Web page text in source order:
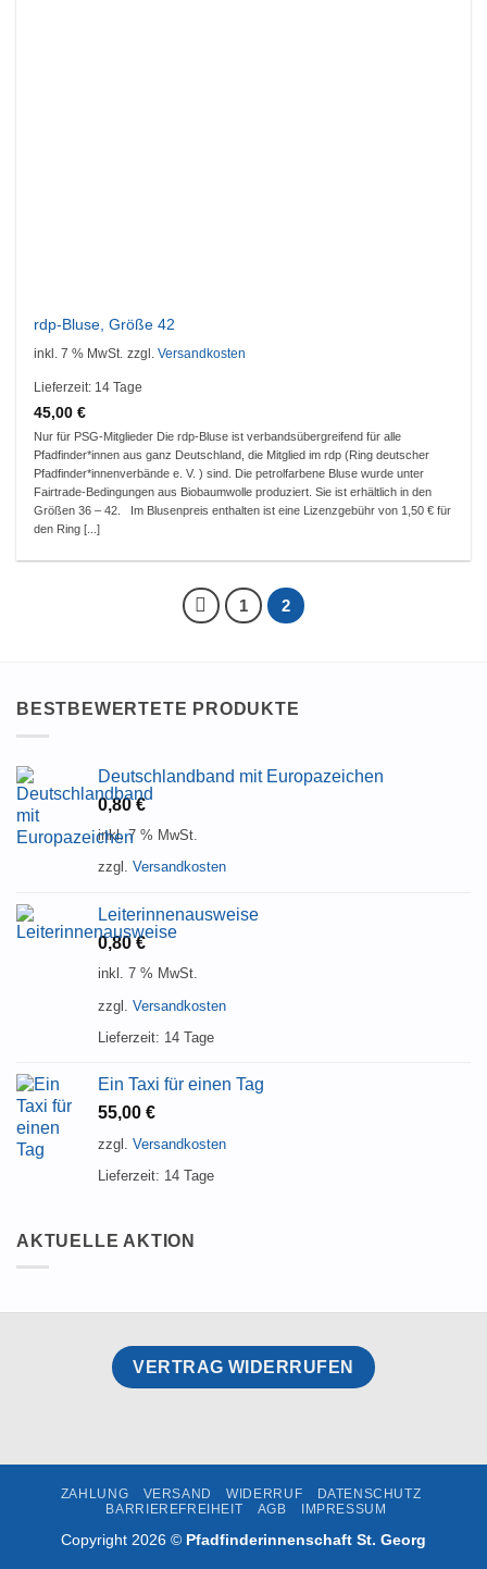
rdp-Bluse, Größe 42
inkl. 7 % MwSt. zzgl.Versandkosten
Lieferzeit: 14 Tage
45,00€
Nur für PSG-Mitglieder Die rdp-Bluse ist verbandsübergreifend für alle
Pfadfinder*innen aus ganz Deutschland, die Mitglied im rdp (Ring deutscher
Pfadfinder*innenverbände e. V. ) sind. Die petrolfarbene Bluse wurde unter
Fairtrade-Bedingungen aus Biobaumwolle produziert. Sie ist erhältlich in den
Größen 36 – 42. Im Blusenpreis enthalten ist eine Lizenzgebühr von 1,50 € für
den Ring [...]
1 2
BESTBEWERTETE PRODUKTE
Deutschlandband mit Europazeichen
0,80€
inkl. 7 % MwSt.
zzgl. Versandkosten
Leiterinnenausweise
0,80€
inkl. 7 % MwSt.
zzgl. Versandkosten
Lieferzeit: 14 Tage
Ein Taxi für einen Tag
55,00 €
zzgl. Versandkosten
Lieferzeit: 14 Tage
AKTUELLE AKTION
VERTRAG WIDERRUFEN
ZAHLUNG VERSAND WIDERRUF
DATENSCHUTZ
BARRIEREFREIHEIT
AGB IMPRESSUM
Copyright 2026 © Pfadfinderinnenschaft St. Georg